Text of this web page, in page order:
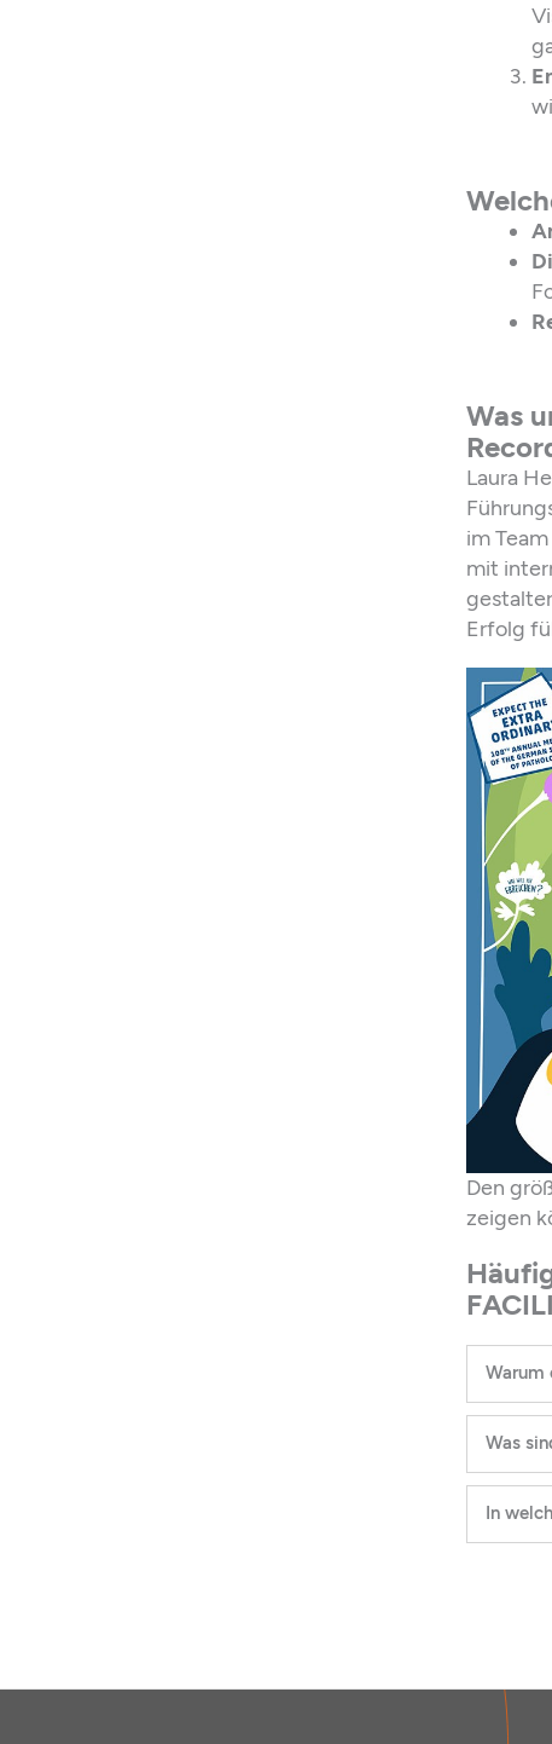
Was
Laura
im
mit
Erfolg
Den
zeigen
Warum
Was
In